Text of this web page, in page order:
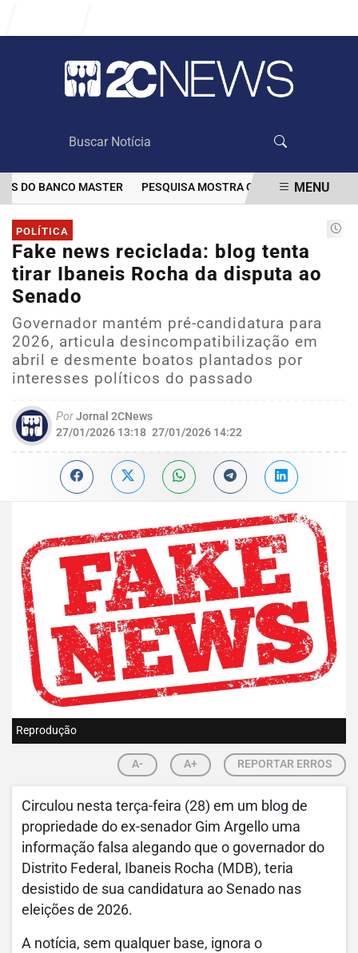
BANCO MASTER PESQUISA MOSTRA QUE VACINAÇÃO
EM ALTA
MENU
POLÍTICA
Fake news reciclada: blog tenta
tirar Ibaneis Rocha da disputa ao
Senado
Governador mantém pré-candidatura para
2026, articula desincompatibilização em
abril e desmente boatos plantados por
interesses políticos do passado
PorJornal 2CNews
27/01/2026 13:18 27/01/2026 14:22
Reprodução
A- A+ REPORTAR ERROS
Circulou nesta terça-feira (28) em um blog de
propriedade do ex-senador Gim Argello uma
informação falsa alegando que o governador do
Distrito Federal, Ibaneis Rocha (MDB), teria
desistido de sua candidatura ao Senado nas
eleições de 2026.
A notícia, sem qualquer base, ignora o